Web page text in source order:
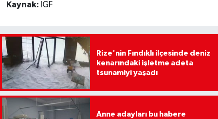
Kaynak: İGF
Rize'nin Fındıklı ilçesinde deniz
kenarındaki işletme adeta
tsunamiyi yaşadı
Anne adayları bu habere